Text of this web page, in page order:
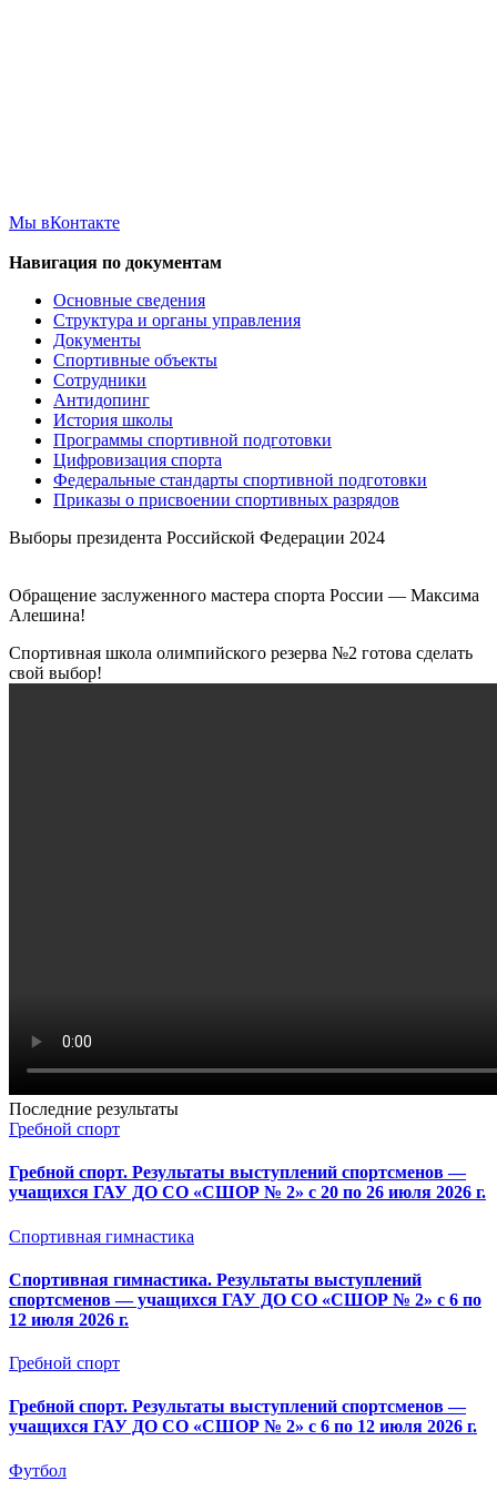
Мы вКонтакте
Навигация по документам
Основные сведения
Структура и органы управления
Документы
Спортивные объекты
Сотрудники
Антидопинг
История школы
Программы спортивной подготовки
Цифровизация спорта
Федеральные стандарты спортивной подготовки
Приказы о присвоении спортивных разрядов
Выборы президента Российской Федерации 2024
Обращение заслуженного мастера спорта России — Максима
Алешина!
Спортивная школа олимпийского резерва №2 готова сделать
свой выбор!
Последние результаты
Гребной спорт
Гребной спорт. Результаты выступлений спортсменов —
учащихся ГАУ ДО СО «СШОР № 2» с 20 по 26 июля 2026 г.
Спортивная гимнастика
Спортивная гимнастика. Результаты выступлений
спортсменов — учащихся ГАУ ДО СО «СШОР № 2» с 6 по
12 июля 2026 г.
Гребной спорт
Гребной спорт. Результаты выступлений спортсменов —
учащихся ГАУ ДО СО «СШОР № 2» с 6 по 12 июля 2026 г.
Футбол